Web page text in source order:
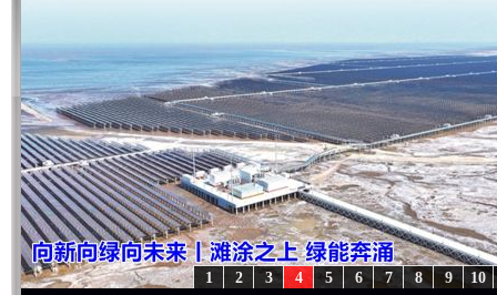
10
9
8
7
6
5
4
3
2
1